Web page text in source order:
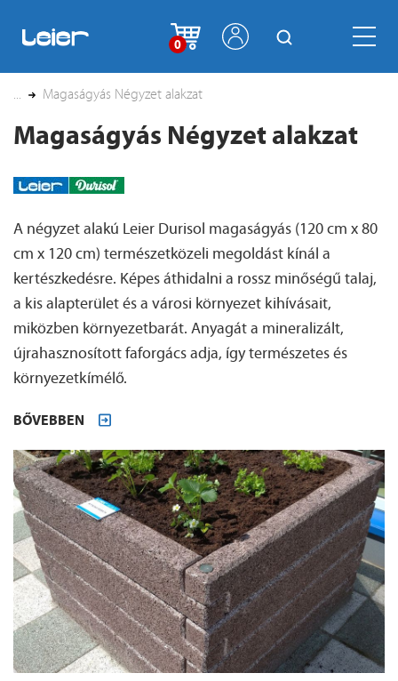
0
... Magaságyás Négyzet alakzat
Magaságyás Négyzet alakzat
A négyzet alakú Leier Durisol magaságyás (120 cm x 80
cm x 120 cm) természetközeli megoldást kínál a
kertészkedésre. Képes áthidalni a rossz minőségű talaj,
a kis alapterület és a városi környezet kihívásait,
miközben környezetbarát. Anyagát a mineralizált,
újrahasznosított faforgács adja, így természetes és
környezetkímélő.
BŐVEBBEN